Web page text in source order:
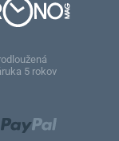
5 rokov